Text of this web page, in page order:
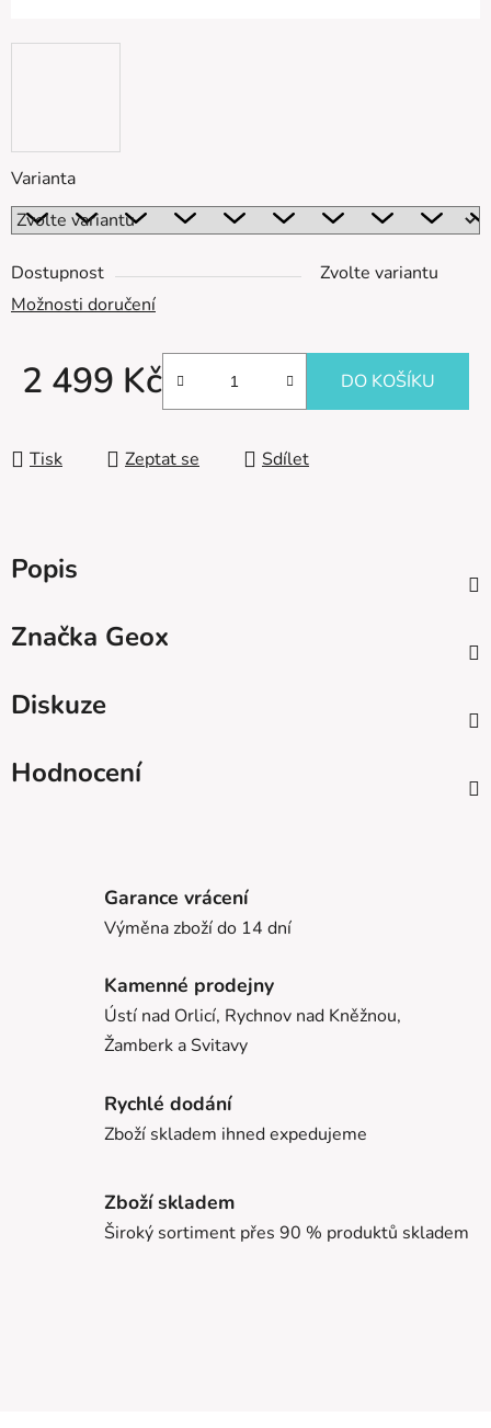
Varianta
Dostupnost
Zvolte variantu
Možnosti doručení
2 499 Kč DO KOŠÍKU
Tisk Zeptat se Sdílet
Popis
Značka Geox
Diskuze
Hodnocení
Garance vrácení
Výměna zboží do 14 dní
Kamenné prodejny
Ústí nad Orlicí, Rychnov nad Kněžnou,
Žamberk a Svitavy
Rychlé dodání
Zboží skladem ihned expedujeme
Zboží skladem
Široký sortiment přes 90 % produktů skladem